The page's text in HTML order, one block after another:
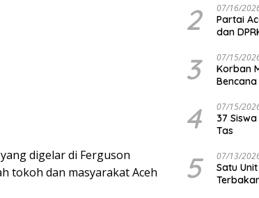
digelar di Ferguson
tokoh dan masyarakat Aceh
2 07/16/
Partai
dan
3 07/15/
Korban
4 07/15/
37
Tas
5 07/13/
Satu